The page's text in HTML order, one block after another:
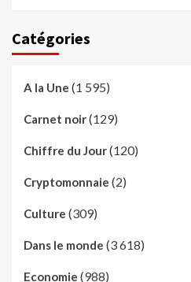
Catégories
A la Une (1 595)
Carnet noir(129)
Chiffre du Jour(120)
Cryptomonnaie (2)
Culture (309)
Dans le monde (3 618)
Economie (988)